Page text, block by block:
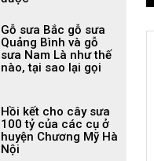
Gỗ sưa Bắc gỗ sưa
Quảng Bình và gỗ
sưa Nam Là như thế
nào, tại sao lại gọi
Hồi kết cho cây sưa
100 tỷ của các cụ ở
huyện Chương Mỹ Hà
Nội